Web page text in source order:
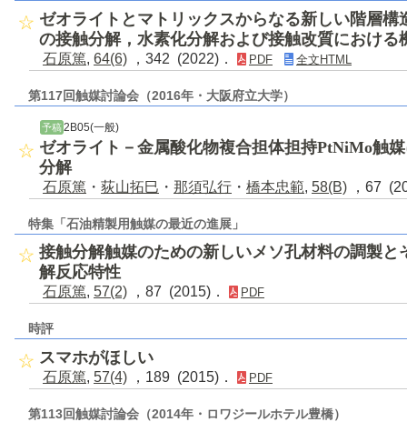
ゼオライトとマトリックスからなる新しい階層
の接触分解，水素化分解および接触改質における
石原篤, 64(6) ，342 (2022)． PDF 全文HTML
第117回触媒討論会（2016年・大阪府立大学）
予稿 2B05(一般)
ゼオライト－金属酸化物複合担体担持PtNiMo触
分解
石原篤 ・ 荻山拓巳 ・ 那須弘行 ・ 橋本忠範, 58(B) ，67
特集「石油精製用触媒の最近の進展」
接触分解触媒のための新しいメソ孔材料の調製と
解反応特性
石原篤, 57(2) ，87 (2015)． PDF
時評
スマホがほしい
石原篤, 57(4) ，189 (2015)． PDF
第113回触媒討論会（2014年・ロワジールホテル豊橋）